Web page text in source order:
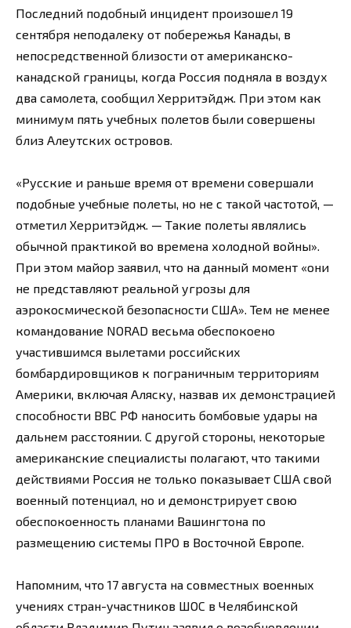
Последний подобный инцидент произошел 19
сентября неподалеку от побережья Канады, в
непосредственной близости от американско-
канадской границы, когда Россия подняла в воздух
два самолета, сообщил Херритэйдж. При этом как
минимум пять учебных полетов были совершены
близ Алеутских островов.
«Русские и раньше время от времени совершали
подобные учебные полеты, но не с такой частотой, —
отметил Херритэйдж. — Такие полеты являлись
обычной практикой во времена холодной войны».
При этом майор заявил, что на данный момент «они
не представляют реальной угрозы для
аэрокосмической безопасности США». Тем не менее
командование NORAD весьма обеспокоено
участившимся вылетами российских
бомбардировщиков к пограничным территориям
Америки, включая Аляску, назвав их демонстрацией
способности ВВС РФ наносить бомбовые удары на
дальнем расстоянии. С другой стороны, некоторые
американские специалисты полагают, что такими
действиями Россия не только показывает США свой
военный потенциал, но и демонстрирует свою
обеспокоенность планами Вашингтона по
размещению системы ПРО в Восточной Европе.
Напомним, что 17 августа на совместных военных
учениях стран-участников ШОС в Челябинской